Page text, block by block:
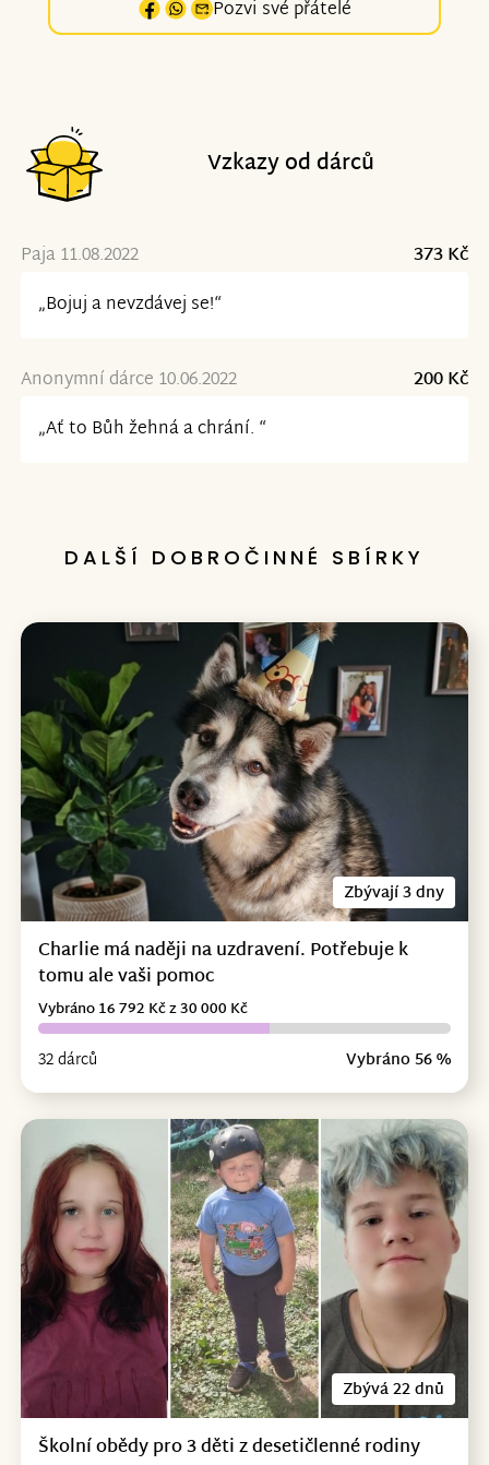
Pozvi své přátelé
Vzkazy od dárců
Paja 11.08.2022
373 Kč
„Bojuj a nevzdávej se!“
Anonymní dárce 10.06.2022
200 Kč
„Ať to Bůh žehná a chrání. “
DALŠÍ DOBROČINNÉ SBÍRKY
Zbývají 3 dny
Charlie má naději na uzdravení. Potřebuje k
tomu ale vaši pomoc
32 dárců Vybráno 56 %
Vybráno 16 792 Kč z 30 000 Kč
Zbývá 22 dnů
Školní obědy pro 3 děti z desetičlenné rodiny